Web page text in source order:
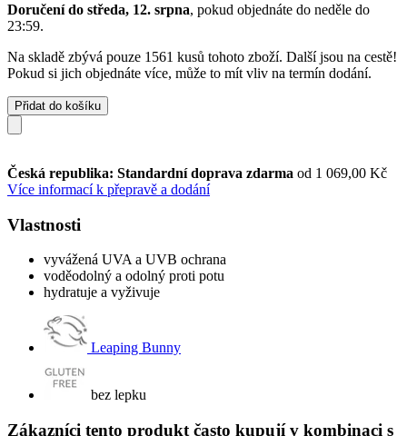
Doručení do středa, 12. srpna, pokud objednáte do neděle do
23:59.
Na skladě zbývá pouze 1561 kusů tohoto zboží. Další jsou na cestě!
Pokud si jich objednáte více, může to mít vliv na termín dodání.
Přidat do košíku
Česká republika: Standardní doprava zdarma od 1 069,00 Kč
Více informací k přepravě a dodání
Vlastnosti
vyvážená UVA a UVB ochrana
voděodolný a odolný proti potu
hydratuje a vyživuje
Leaping Bunny
bez lepku
Zákazníci tento produkt často kupují v kombinaci s